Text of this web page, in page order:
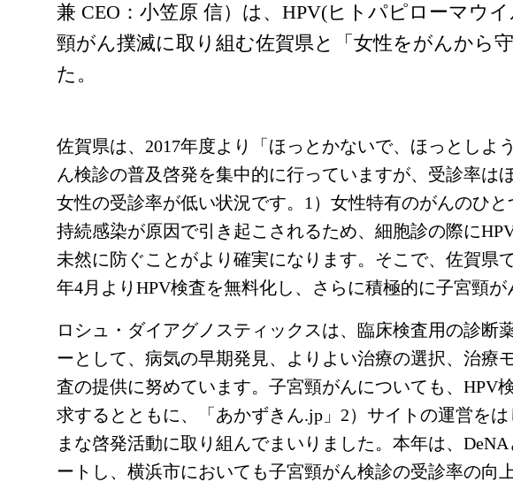
兼 CEO：小笠原 信）は、HPV(ヒトパピローマウ
頸がん撲滅に取り組む佐賀県と「女性をがんから
た。
佐賀県は、2017年度より「ほっとかないで、ほっとしよ
ん検診の普及啓発を集中的に行っていますが、受診率は
女性の受診率が低い状況です。1）女性特有のがんのひ
持続感染が原因で引き起こされるため、細胞診の際に
未然に防ぐことがより確実になります。そこで、佐賀県
年4月よりHPV検査を無料化し、さらに積極的に子宮頸が
ロシュ・ダイアグノスティックスは、臨床検査用の診断
ーとして、病気の早期発見、よりよい治療の選択、治療
査の提供に努めています。子宮頸がんについても、HPV
求するとともに、「あかずきん.jp」2）サイトの運営を
まな啓発活動に取り組んでまいりました。本年は、DeNA
ートし、横浜市においても子宮頸がん検診の受診率の向